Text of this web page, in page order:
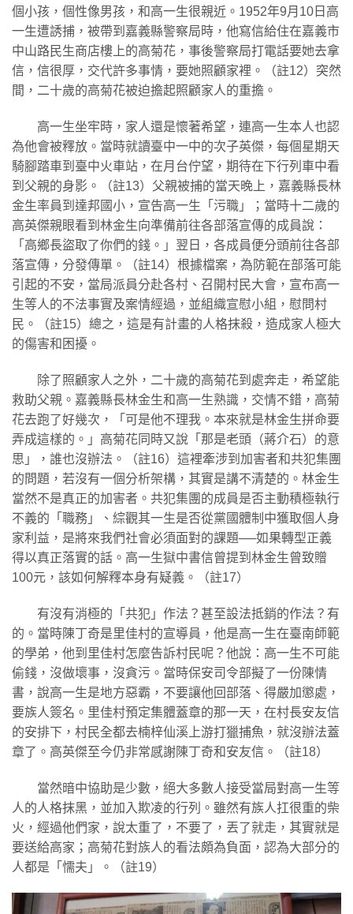
個小孩，個性像男孩，和高一生很親近。1952年9月10日高
一生遭誘捕，被帶到嘉義縣警察局時，他寫信給住在嘉義市
中山路民生商店樓上的高菊花，事後警察局打電話要她去拿
信，信很厚，交代許多事情，要她照顧家裡。（註12）突然
間，二十歲的高菊花被迫擔起照顧家人的重擔。
高一生坐牢時，家人還是懷著希望，連高一生本人也認
為他會被釋放。當時就讀臺中一中的次子英傑，每個星期天
騎腳踏車到臺中火車站，在月台佇望，期待在下行列車中看
到父親的身影。（註13）父親被捕的當天晚上，嘉義縣長林
金生率員到達邦國小，宣告高一生「污職」；當時十二歲的
高英傑親眼看到林金生向準備前往各部落宣傳的成員說：
「高鄉長盜取了你們的錢。」翌日，各成員便分頭前往各部
落宣傳，分發傳單。（註14）根據檔案，為防範在部落可能
引起的不安，當局派員分赴各村、召開村民大會，宣布高一
生等人的不法事實及案情經過，並組織宣慰小組，慰問村
民。（註15）總之，這是有計畫的人格抹殺，造成家人極大
的傷害和困擾。
除了照顧家人之外，二十歲的高菊花到處奔走，希望能
救助父親。嘉義縣長林金生和高一生熟識，交情不錯，高菊
花去跑了好幾次，「可是他不理我。本來就是林金生拼命要
弄成這樣的。」高菊花同時又說「那是老頭（蔣介石）的意
思」，誰也沒辦法。（註16）這裡牽涉到加害者和共犯集團
的問題，若沒有一個分析架構，其實是講不清楚的。林金生
當然不是真正的加害者。共犯集團的成員是否主動積極執行
不義的「職務」、綜觀其一生是否從黨國體制中獲取個人身
家利益，是將來我們社會必須面對的課題──如果轉型正義
得以真正落實的話。高一生獄中書信曾提到林金生曾致贈
100元，該如何解釋本身有疑義。（註17）
有沒有消極的「共犯」作法？甚至設法抵銷的作法？有
的。當時陳丁奇是里佳村的宣導員，他是高一生在臺南師範
的學弟，他到里佳村怎麼告訴村民呢？他說：高一生不可能
偷錢，沒做壞事，沒貪污。當時保安司令部擬了一份陳情
書，說高一生是地方惡霸，不要讓他回部落、得嚴加懲處，
要族人簽名。里佳村預定集體蓋章的那一天，在村長安友信
的安排下，村民全都去楠梓仙溪上游打獵捕魚，就沒辦法蓋
章了。高英傑至今仍非常感謝陳丁奇和安友信。（註18）
當然暗中協助是少數，絕大多數人接受當局對高一生等
人的人格抹黑，並加入欺凌的行列。雖然有族人扛很重的柴
火，經過他們家，說太重了，不要了，丟了就走，其實就是
要送給高家；高菊花對族人的看法頗為負面，認為大部分的
人都是「懦夫」。（註19）